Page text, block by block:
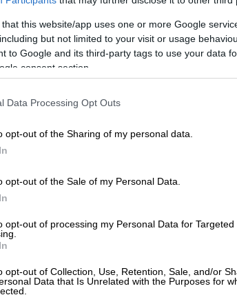
that this website/app uses one or more Google
but not limited to your visit or usage
to Google and its third-party tags to use your data
consent section.
Data Processing Opt Outs
opt-out of the Sharing of my personal data.
opt-out of the Sale of my Personal Data.
opt-out of processing my Personal Data for Targeted
opt-out of Collection, Use, Retention, Sale, and/or
Data that Is Unrelated with the Purposes for
ψηφοδέλτια της Νέας
Μητσοτάκη
ΝΔ ανέφερε στο Action24 ότι ο
με τον γιατρό που έδωσε τη
ΟΝίκος Ρωμανόςκρατούσε το
και πρόσθεσε πως «χάρη στην
συγκεκριμένη μέρα και ήταν μόνος
απάντησε λέγοντας «περσινά ξινά